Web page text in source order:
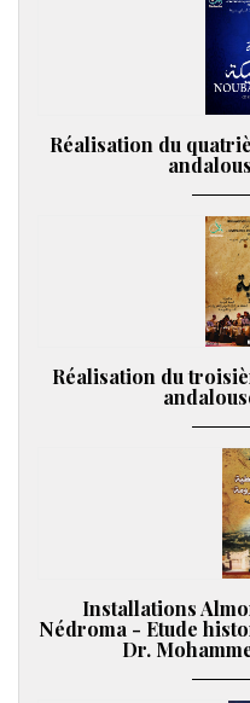
Réalisation du
Réalisation du
Installations
Nédroma - Etude
Dr.